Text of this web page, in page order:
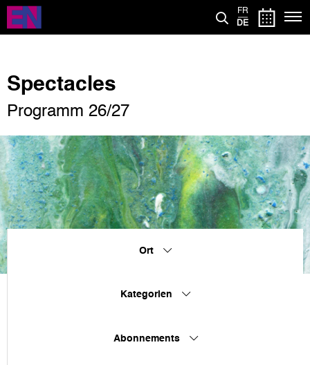
Direkt
zum
Inhalt
FR
DE
Spectacles
Programm 26/27
Ort
Kategorien
Abonnements